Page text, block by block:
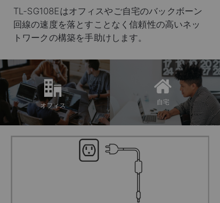
TL-SG108Eはオフィスやご自宅のバックボーン
回線の速度を落とすことなく信頼性の高いネッ
トワークの構築を手助けします。
オフィス 自宅